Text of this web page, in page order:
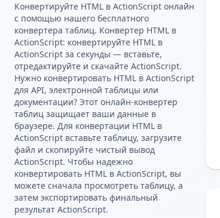
Конвертируйте HTML в ActionScript онлайн
с помощью нашего бесплатного
конвертера таблиц. Конвертер HTML в
ActionScript: конвертируйте HTML в
ActionScript за секунды — вставьте,
отредактируйте и скачайте ActionScript.
Нужно конвертировать HTML в ActionScript
для API, электронной таблицы или
документации? Этот онлайн-конвертер
таблиц защищает ваши данные в
браузере. Для конвертации HTML в
ActionScript вставьте таблицу, загрузите
файл и скопируйте чистый вывод
ActionScript. Чтобы надежно
конвертировать HTML в ActionScript, вы
можете сначала просмотреть таблицу, а
затем экспортировать финальный
результат ActionScript.